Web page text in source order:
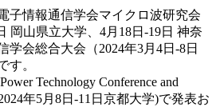
子情報通信学会マイクロ波研究会
岡山県立大学、4月18日-19日 神奈
学会総合大会（2024年3月4日-8日
す。
Technology Conference and
年5月8日-11日京都大学)で発表お